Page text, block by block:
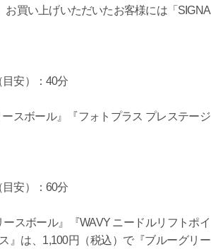
お買い上げいただいたお客様には「SIGNA
安）：40分
スボール』『フォトプラス プレステージ
安）：60分
スボール』『WAVY ニードルリフトポイ
』は、1,100円（税込）で『ブルーグリー